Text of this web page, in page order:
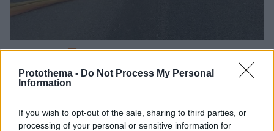
Protothema - Do Not Process My Personal
Information
If you wish to opt-out of the sale, sharing to third parties, or
processing of your personal or sensitive information for
Ασφαλτόστρωση για... κλάματα στην Ηλεία σε δρόμο με
κολώνες της ΔΕΗ στη μέση
αποχώρησε με τις κολώνες της ΔΕΗ στη μέση του
δρόμου
21.11.2022, 12:08 7